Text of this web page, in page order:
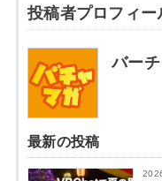
投稿者プロフィー
バー
最新の投稿